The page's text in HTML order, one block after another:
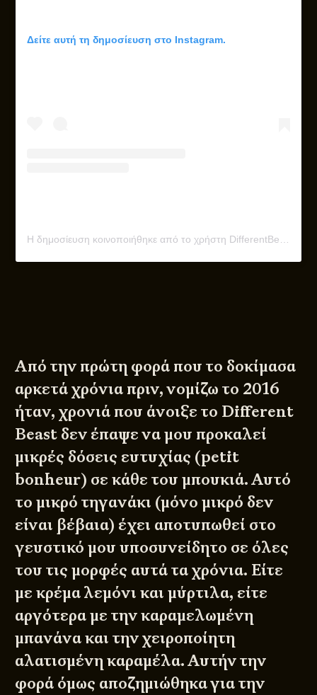
Δείτε αυτή τη δημοσίευση στο Instagram.
Από την πρώτη φορά που το δοκίμασα
αρκετά χρόνια πριν, νομίζω το 2016
ήταν, χρονιά που άνοιξε το Different
Beast δεν έπαψε να μου προκαλεί
μικρές δόσεις ευτυχίας (petit
bonheur) σε κάθε του μπουκιά. Αυτό
το μικρό τηγανάκι (μόνο μικρό δεν
είναι βέβαια) έχει αποτυπωθεί στο
γευστικό μου υποσυνείδητο σε όλες
του τις μορφές αυτά τα χρόνια. Είτε
με κρέμα λεμόνι και μύρτιλα, είτε
αργότερα με την καραμελωμένη
μπανάνα και την χειροποίητη
αλατισμένη καραμέλα. Αυτήν την
φορά όμως αποζημιώθηκα για την